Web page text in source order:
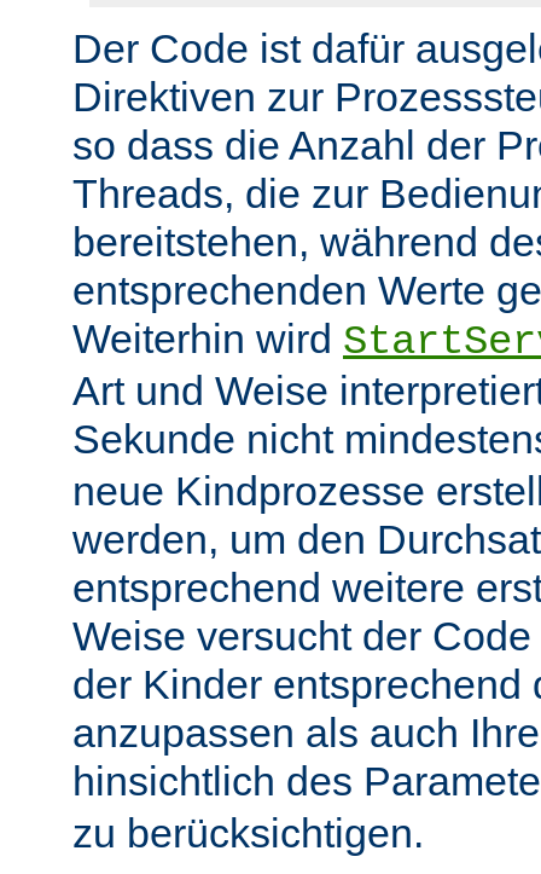
Der Code ist dafür
Direktiven zur
so dass die Anzahl der
Threads, die zur
bereitstehen, während
entsprechenden Werte
Weiterhin wird
Art und Weise
Sekunde nicht
neue Kindprozesse
werden, um den
entsprechend weitere
Weise versucht der
der Kinder entsprechend
anzupassen als auch
hinsichtlich des
zu berücksichtigen.